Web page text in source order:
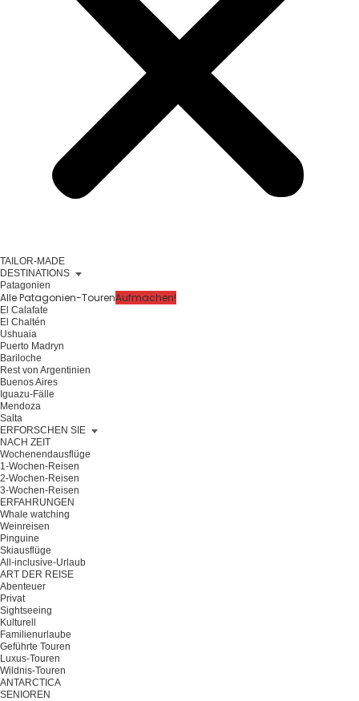
TAILOR-MADE
DESTINATIONS
Patagonien
Alle Patagonien-TourenAufmachen!
El Calafate
El Chaltén
Ushuaia
Puerto Madryn
Bariloche
Rest von Argentinien
Buenos Aires
Iguazu-Fälle
Mendoza
Salta
ERFORSCHEN SIE
NACH ZEIT
Wochenendausflüge
1-Wochen-Reisen
2-Wochen-Reisen
3-Wochen-Reisen
ERFAHRUNGEN
Whale watching
Weinreisen
Pinguine
Skiausflüge
All-inclusive-Urlaub
ART DER REISE
Abenteuer
Privat
Sightseeing
Kulturell
Familienurlaube
Geführte Touren
Luxus-Touren
Wildnis-Touren
ANTARCTICA
SENIOREN